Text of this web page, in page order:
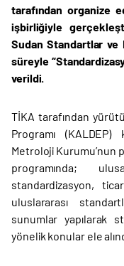
tarafından organize
işbirliğiyle
Sudan Standartlar
süreyle
verildi.
TİKA tarafından
Programı
Metroloji Kurumu’nun
programında;
standardizasyon,
uluslararası
sunumlar yapılarak
yönelik konular ele